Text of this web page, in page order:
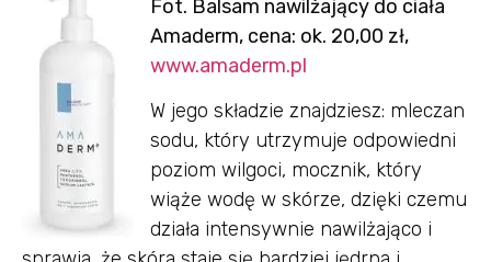
Fot. Balsam nawilżający do ciała
Amaderm, cena: ok. 20,00 zł,
www.amaderm.pl
W jego składzie znajdziesz: mleczan
sodu, który utrzymuje odpowiedni
poziom wilgoci, mocznik, który
wiąże wodę w skórze, dzięki czemu
działa intensywnie nawilżająco i